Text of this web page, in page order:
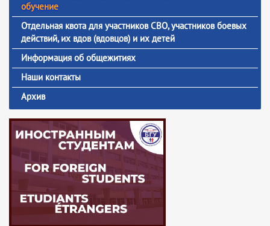
обучение
Отдельная квота для участников СВО, участников боевых
действий, их вдов (вдовцов) и их детей
Информация об общежитиях
Наши контакты
Архив